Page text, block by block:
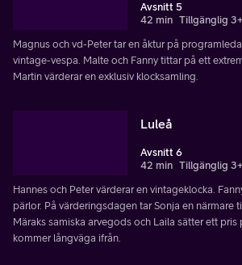
Avsnitt 5
42 min Tillgänglig
Magnus och vd-Peter tar en åktur på
vintage-vespa. Malte och Fanny tittar på ett
Martin värderar en exklusiv klocksamling.
Luleå
Avsnitt 6
42 min Tillgänglig
Hannes och Peter värderar en vintageklocka.
pärlor. På värderingsdagen tar Sonja en närmare
Märaks samiska arvegods och Laila sätter ett
kommer långväga ifrån.